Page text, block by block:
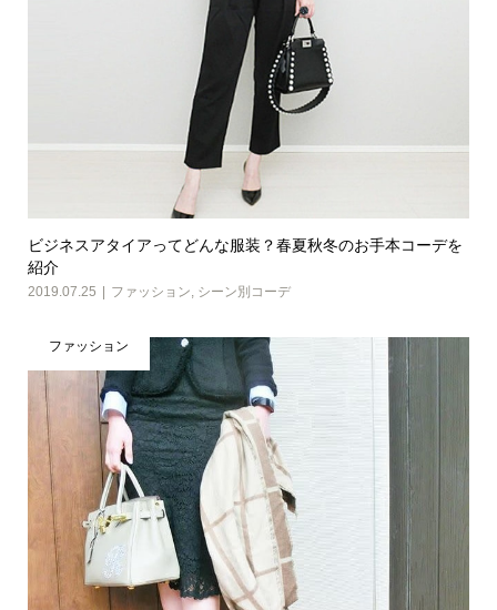
ビジネスアタイアってどんな服装？春夏秋冬のお手本コーデを
紹介
2019.07.25 ファッション シーン別コーデ
ファッション